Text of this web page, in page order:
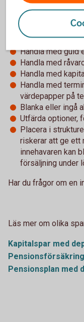
legal ägare av
dotterbolag enligt
Blanka aktier,
där
Handla med guld
Handla med
Handla med
Handla med
värdepapper på
Blanka eller ingå
Utfärda optioner,
Placera i
riskerar att ge ett
innehavaren kan
försäljning under
Har du frågor om en
Läs mer om olika
Kapitalspar med
Pensionsplan med